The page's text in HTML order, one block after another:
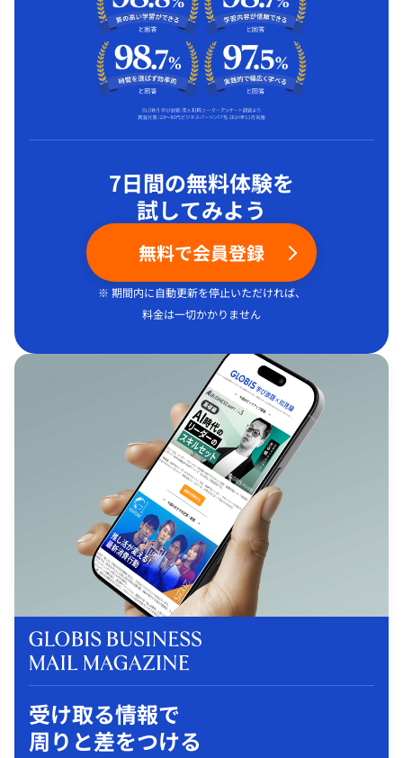
7日間の無料体験を
試してみよう
無料で会員登録
※ 期間内に自動更新を停止いただければ、
料金は一切かかりません
受け取る情報で
周りと差をつける